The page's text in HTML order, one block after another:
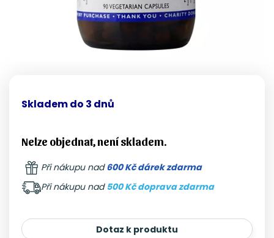
Skladem do 3 dnů
Nelze objednat, není skladem.
Při nákupu nad600 Kč dárek zdarma
Při nákupu nad 500 Kč doprava zdarma
Dotaz k produktu